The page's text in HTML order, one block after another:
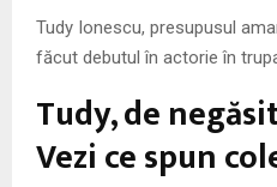
Tudy Ionescu, presupusul
făcut debutul în actorie în
Tudy, de
Vezi ce spun